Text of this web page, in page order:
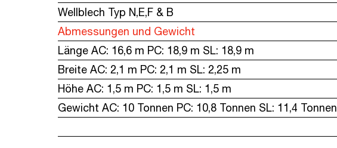
Wellblech Typ N,E,F & B
Abmessungen und Gewicht
Länge AC: 16,6 m PC: 18,9 m SL: 18,9 m
Breite AC: 2,1 m PC: 2,1 m SL: 2,25 m
Höhe AC: 1,5 m PC: 1,5 m SL: 1,5 m
Gewicht AC: 10 Tonnen PC: 10,8 Tonnen SL: 11,4 Tonnen